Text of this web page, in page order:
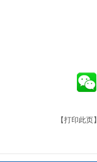
【打印此页】